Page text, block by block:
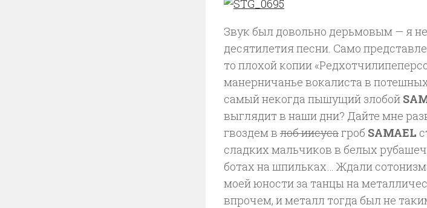
Звук был довольно дерьмовым — я
десятилетия песни. Само
то плохой копии
манерничанье вокалиста в
самый некогда пышущий злобой
выглядит в наши дни? Дайте мне
гвоздем в лоб иисусагроб SAMAEL
сладких мальчиков в белых
ботах на шпильках… Ждали
моей юности за танцы на
впрочем, и металл тогда был не